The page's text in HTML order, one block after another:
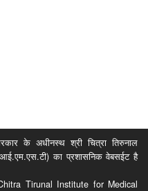
के अधीनस्थ श्री चित्रा तिरुनाल
का प्रशासनिक वेबसईट है
Tirunal Institute for Medical